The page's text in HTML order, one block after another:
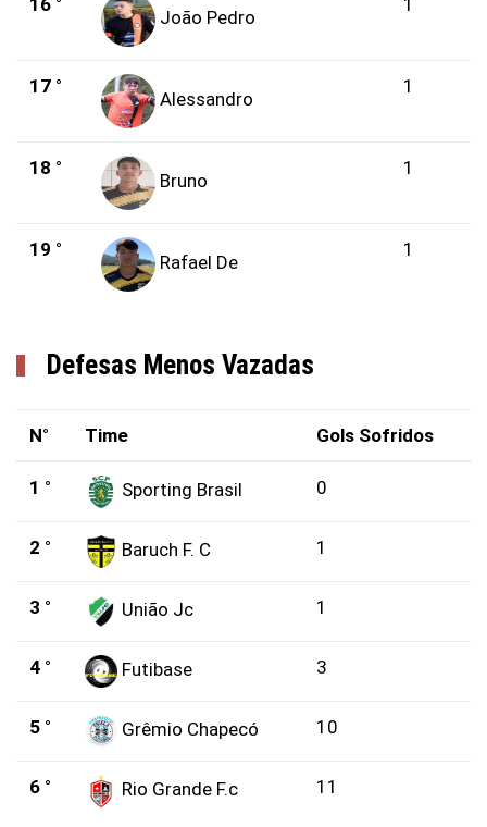
16 °
João Pedro
1
17 °
Alessandro
1
18 °
Bruno
1
19 °
Rafael De
1
Defesas Menos Vazadas
N° Time Gols Sofridos
1 ° Sporting Brasil 0
2 ° Baruch F. C 1
3 ° União Jc 1
4 ° Futibase 3
5 ° Grêmio Chapecó 10
6 ° Rio Grande F.c 11